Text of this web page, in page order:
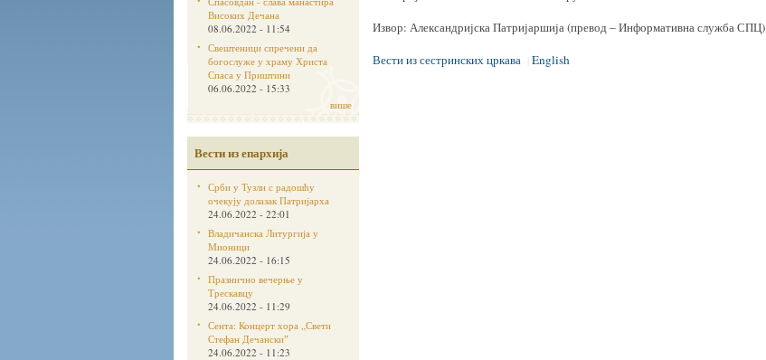
Високих Дечана
08.06.2022 - 11:54
Свештеници спречени да
богослуже у храму Христа
Спаса у Приштини
06.06.2022 - 15:33
више
Вести из епархија
Срби у Тузли с радошћу
очекују долазак Патријарха
24.06.2022 - 22:01
Владичанска Литургија у
Мионици
24.06.2022 - 16:15
Празнично вечерње у
Трескавцу
24.06.2022 - 11:29
Сента: Концерт хора „Свети
Стефан Дечанскиˮ
24.06.2022 - 11:23
Извор: Александријска Патријаршија (превод – Информативна служба СПЦ)
Вести из сестринских цркава
English